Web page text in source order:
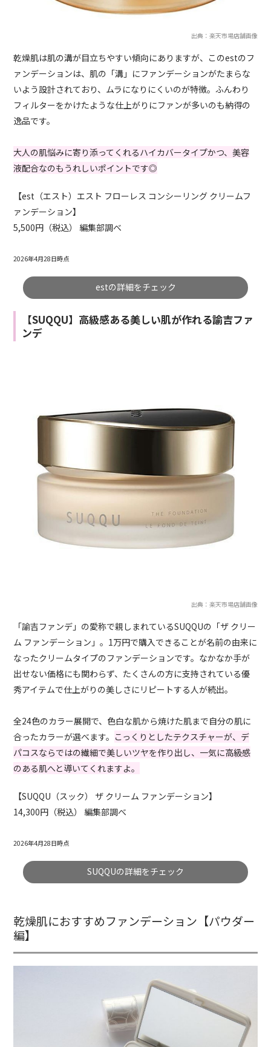
出典：楽天市場店舗画像
乾燥肌は肌の溝が目立ちやすい傾向にありますが、このestのフ
ァンデーションは、肌の「溝」にファンデーションがたまらな
いよう設計されており、ムラになりにくいのが特徴。ふんわり
フィルターをかけたような仕上がりにファンが多いのも納得の
逸品です。
大人の肌悩みに寄り添ってくれるハイカバータイプかつ、美容
液配合なのもうれしいポイントです◎
【est（エスト）エスト フローレス コンシーリング クリームフ
ァンデーション】
5,500円（税込） 編集部調べ
2026年4月28日時点
estの詳細をチェック
【SUQQU】高級感ある美しい肌が作れる諭吉ファ
ンデ
出典：楽天市場店舗画像
「諭吉ファンデ」の愛称で親しまれているSUQQUの「ザ クリー
ム ファンデーション」。1万円で購入できることが名前の由来に
なったクリームタイプのファンデーションです。なかなか手が
出せない価格にも関わらず、たくさんの方に支持されている優
秀アイテムで仕上がりの美しさにリピートする人が続出。
全24色のカラー展開で、色白な肌から焼けた肌まで自分の肌に
合ったカラーが選べます。 こっくりとしたテクスチャーが、デ
パコスならではの繊細で美しいツヤを作り出し、一気に高級感
のある肌へと導いてくれますよ。
【SUQQU（スック） ザ クリーム ファンデーション】
14,300円（税込） 編集部調べ
2026年4月28日時点
SUQQUの詳細をチェック
乾燥肌におすすめファンデーション【パウダー
編】